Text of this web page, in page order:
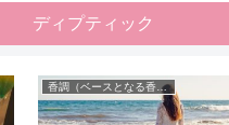
ディプティック
香調（ベースとなる香りの種類）